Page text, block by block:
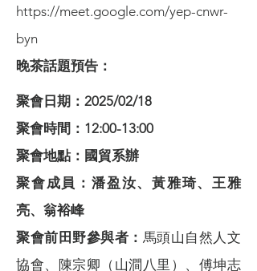
https://meet.google.com/yep-cnwr-
byn
晚茶話題預告：
聚會日期：2025/02/18
聚會時間：12:00-13:00
聚會地點：國貿系辦
聚會成員：潘盈汝、黃雅琦、王雅
亮、翁裕峰
聚會前田野參與者： 馬頭山自然人文
協會、陳宗卿（山澗八里）、傅坤志